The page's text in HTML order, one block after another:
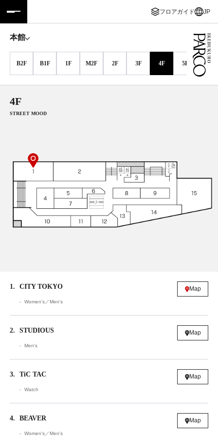
フロアガイド JP
施設案内・アクセス
イベント・ポップアップ
ニュース
PARCOメンバーズ
JP
繁体字
簡体字
한국어
本館
B2F B1F 1F M2F 2F 3F 4F 5F 6F
4F
STREET MOOD
1 CITY TOKYO
Women's／Men's
Map
2 STUDIOUS
Men's
Map
3 TiC TAC
Watch
Map
4 BEAVER
Women's／Men's
Map